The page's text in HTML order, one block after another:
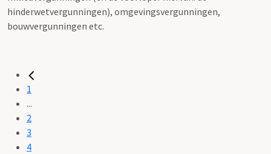
hinderwetvergunningen), omgevingsvergunningen,
bouwvergunningen etc.
1
...
2
3
4